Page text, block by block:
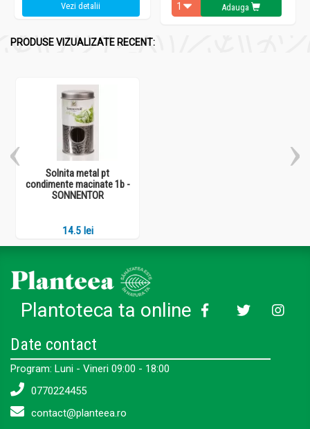
Vezi detalii Adauga
PRODUSE VIZUALIZATE RECENT:
Solnita metal pt
condimente macinate 1b -
SONNENTOR
14.5 lei
Plantoteca ta online
Date contact
Program: Luni - Vineri 09:00 - 18:00
0770224455
contact@planteea.ro